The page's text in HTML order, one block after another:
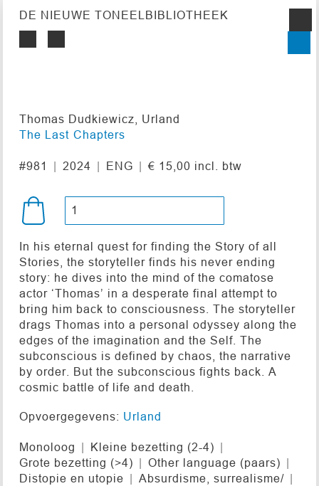
DE NIEUWE TONEELBIBLIOTHEEK
Thomas Dudkiewicz, Urland
The Last Chapters
#981 2024 ENG € 15,00 incl. btw
In his eternal quest for finding the Story of all
Stories, the storyteller finds his never ending
story: he dives into the mind of the comatose
actor ‘Thomas’ in a desperate final attempt to
bring him back to consciousness. The storyteller
drags Thomas into a personal odyssey along the
edges of the imagination and the Self. The
subconscious is defined by chaos, the narrative
by order. But the subconscious fights back. A
cosmic battle of life and death.
Opvoergegevens: Urland
Monoloog
Kleine bezetting (2-4)
Grote bezetting (>4)
Other language (paars)
Distopie en utopie
Absurdisme, surrealisme/